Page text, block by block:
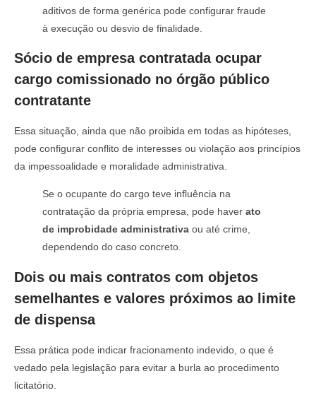
aditivos de forma genérica pode configurar fraude
à execução ou desvio de finalidade.
Sócio de empresa contratada ocupar
cargo comissionado no órgão público
contratante
Essa situação, ainda que não proibida em todas as hipóteses,
pode configurar conflito de interesses ou violação aos princípios
da impessoalidade e moralidade administrativa.
Se o ocupante do cargo teve influência na
contratação da própria empresa, pode haver ato
de improbidade administrativa ou até crime,
dependendo do caso concreto.
Dois ou mais contratos com objetos
semelhantes e valores próximos ao limite
de dispensa
Essa prática pode indicar fracionamento indevido, o que é
vedado pela legislação para evitar a burla ao procedimento
licitatório.